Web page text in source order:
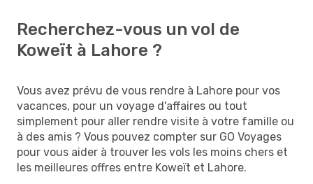
Recherchez-vous un vol de
Koweït à Lahore ?
Vous avez prévu de vous rendre à Lahore pour vos
vacances, pour un voyage d'affaires ou tout
simplement pour aller rendre visite à votre famille ou
à des amis ? Vous pouvez compter sur GO Voyages
pour vous aider à trouver les vols les moins chers et
les meilleures offres entre Koweït et Lahore.